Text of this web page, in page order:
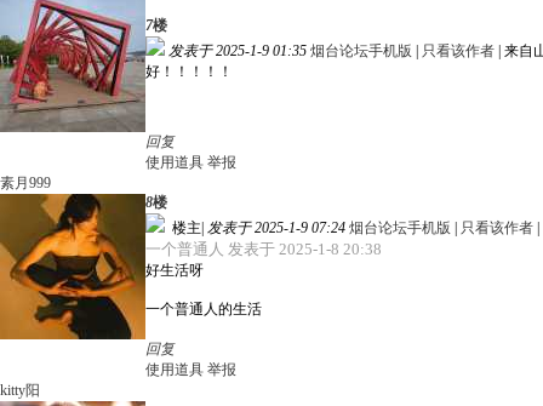
7楼
发表于 2025-1-9 01:35 烟台论坛手机版 只看该作者 来自
好！！！！！
回复
使用道具 举报
素月999
8楼
楼主 发表于 2025-1-9 07:24 烟台论坛手机版 只看该作者
一个普通人 发表于 2025-1-8 20:38
好生活呀
一个普通人的生活
回复
使用道具 举报
kitty阳